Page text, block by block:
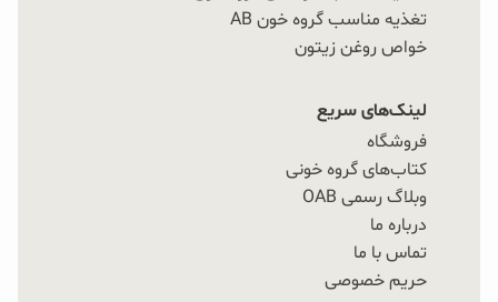
تغذیه مناسب گروه خون AB
خواص روغن زیتون
لینک‌های سریع
فروشگاه
کتاب‌های گروه خونی
وبلاگ رسمی OAB
درباره ما
تماس با ما
حریم خصوصی